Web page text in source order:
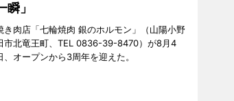
瞬」
き肉店「七輪焼肉 銀のホルモン」（山陽小野
市北竜王町、TEL 0836-39-8470）が8月4
、オープンから3周年を迎えた。